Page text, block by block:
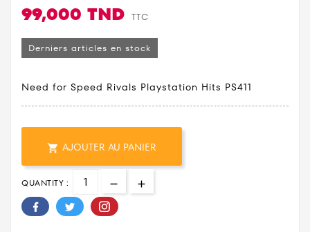
99,000 TND TTC
Derniers articles en stock
Need for Speed Rivals Playstation Hits PS411
 AJOUTER AU PANIER
QUANTITY :